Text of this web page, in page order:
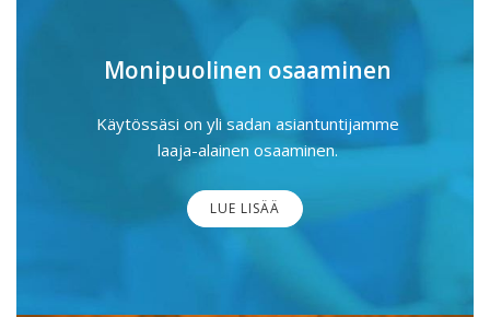
Monipuolinen osaaminen
Käytössäsi on yli sadan asiantuntijamme
laaja-alainen osaaminen.
LUE LISÄÄ